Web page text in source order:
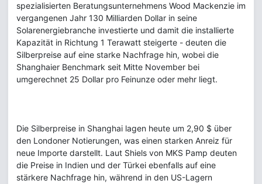
spezialisierten Beratungsunternehmens Wood Mackenzie im
vergangenen Jahr 130 Milliarden Dollar in seine
Solarenergiebranche investierte und damit die installierte
Kapazität in Richtung 1 Terawatt steigerte - deuten die
Silberpreise auf eine starke Nachfrage hin, wobei die
Shanghaier Benchmark seit Mitte November bei
umgerechnet 25 Dollar pro Feinunze oder mehr liegt.
Die Silberpreise in Shanghai lagen heute um 2,90 $ über
den Londoner Notierungen, was einen starken Anreiz für
neue Importe darstellt. Laut Shiels von MKS Pamp deuten
die Preise in Indien und der Türkei ebenfalls auf eine
stärkere Nachfrage hin, während in den US-Lagern